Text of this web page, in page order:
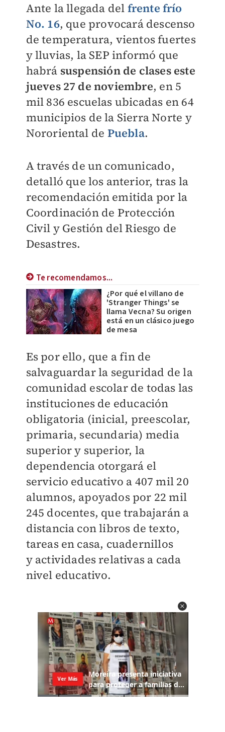
Ante la llegada del frente frío
No. 16, que provocará descenso
de temperatura, vientos fuertes
y lluvias, la SEP informó que
habrá suspensión de clases este
jueves 27 de noviembre, en 5
mil 836 escuelas ubicadas en 64
municipios de la Sierra Norte y
Nororiental de Puebla.
A través de un comunicado,
detalló que los anterior, tras la
recomendación emitida por la
Coordinación de Protección
Civil y Gestión del Riesgo de
Desastres.
Te recomendamos...
¿Por qué el villano de
'Stranger Things' se
llama Vecna? Su origen
está en un clásico juego
de mesa
Es por ello, que a fin de
salvaguardar la seguridad de la
comunidad escolar de todas las
instituciones de educación
obligatoria (inicial, preescolar,
primaria, secundaria) media
superior y superior, la
dependencia otorgará el
servicio educativo a 407 mil 20
alumnos, apoyados por 22 mil
245 docentes, que trabajarán a
distancia con libros de texto,
tareas en casa, cuadernillos
y actividades relativas a cada
nivel educativo.